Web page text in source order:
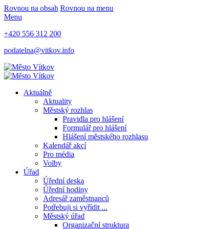
Rovnou na obsah Rovnou na menu
Menu
+420 556 312 200
podatelna@vitkov.info
Aktuálně
Aktuality
Městský rozhlas
Pravidla pro hlášení
Formulář pro hlášení
Hlášení městského rozhlasu
Kalendář akcí
Pro média
Volby
Úřad
Úřední deska
Úřední hodiny
Adresář zaměstnanců
Potřebuji si vyřídit ...
Městský úřad
Organizační struktura